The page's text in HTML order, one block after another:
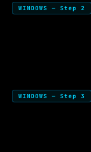
WINDOWS — Step 2
WINDOWS — Step 3